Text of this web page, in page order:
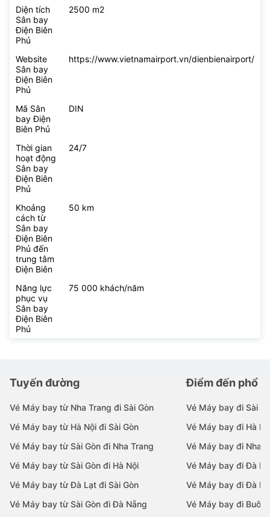
Diện tích
Sân bay
Điện Biên
Phủ
2500 m2
Website
Sân bay
Điện Biên
Phủ
https://www.vietnamairport.vn/dienbienairport/
Mã Sân
bay Điện
Biên Phủ
DIN
Thời gian
hoạt động
Sân bay
Điện Biên
Phủ
24/7
Khoảng
cách từ
Sân bay
Điện Biên
Phủ đến
trung tâm
Điện Biên
50 km
Năng lực
phục vụ
Sân bay
Điện Biên
Phủ
75 000 khách/năm
Tuyến đường
Vé Máy bay từ Nha Trang đi Sài Gòn
Vé Máy bay từ Hà Nội đi Sài Gòn
Vé Máy bay từ Sài Gòn đi Nha Trang
Vé Máy bay từ Sài Gòn đi Hà Nội
Vé Máy bay từ Đà Lạt đi Sài Gòn
Vé Máy bay từ Sài Gòn đi Đà Nẵng
Điểm đến phổ
Vé Máy bay đi Sài
Vé Máy bay đi Hà
Vé Máy bay đi Nha
Vé Máy bay đi Đà
Vé Máy bay đi Đà
Vé Máy bay đi Buôn